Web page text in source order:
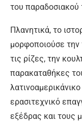
του παραδοσιακού
Πλανητικά, το
μορφοποιούσε την
τις ρίζες, την
παρακαταθήκες
ερασιτεχνικό
εξέδρας και τους